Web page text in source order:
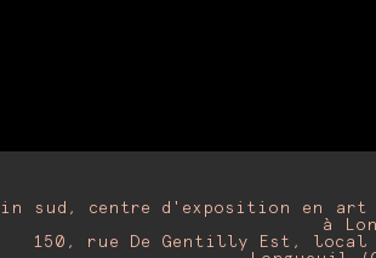
sud, centre d'exposition en art
à
150, rue De Gentilly Est, local